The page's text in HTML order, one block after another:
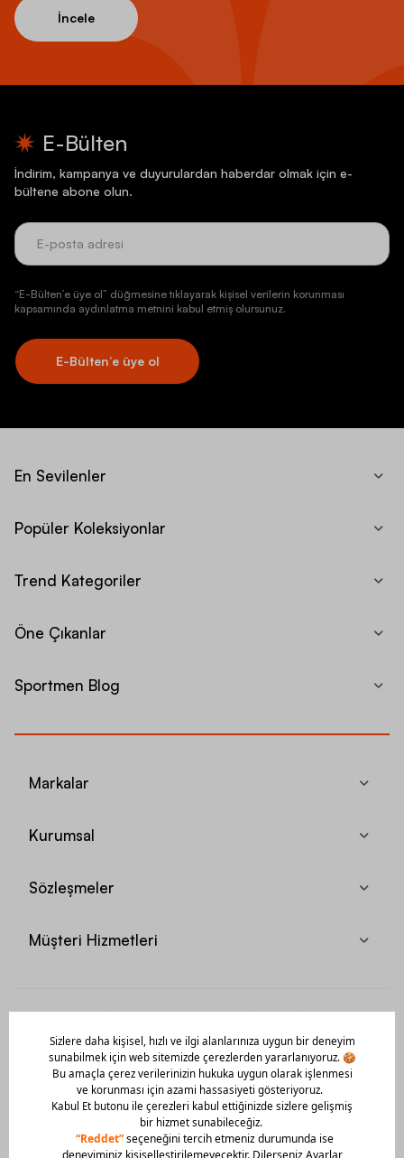
İncele
E-Bülten
İndirim, kampanya ve duyurulardan haberdar olmak için e-
bültene abone olun.
“E-Bülten’e üye ol” düğmesine tıklayarak kişisel verilerin korunması
kapsamında aydınlatma metnini kabul etmiş olursunuz.
E-Bülten’e üye ol
En Sevilenler
Popüler Koleksiyonlar
Trend Kategoriler
Öne Çıkanlar
Sportmen Blog
Markalar
Kurumsal
Sözleşmeler
Müşteri Hizmetleri
Mobil Uygulamamızı Hemen İndir!